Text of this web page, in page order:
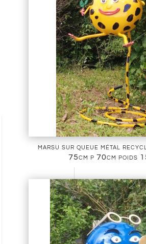
marsu sur queue métal
75cm p 70cm poids